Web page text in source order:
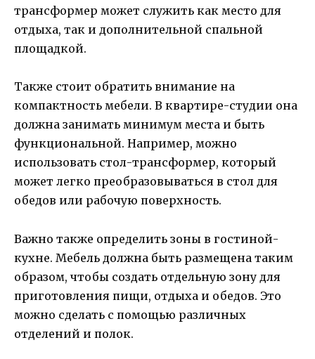
трансформер может служить как место для
отдыха, так и дополнительной спальной
площадкой.
Также стоит обратить внимание на
компактность мебели. В квартире-студии она
должна занимать минимум места и быть
функциональной. Например, можно
использовать стол-трансформер, который
может легко преобразовываться в стол для
обедов или рабочую поверхность.
Важно также определить зоны в гостиной-
кухне. Мебель должна быть размещена таким
образом, чтобы создать отдельную зону для
приготовления пищи, отдыха и обедов. Это
можно сделать с помощью различных
отделений и полок.